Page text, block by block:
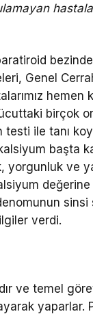
Genel
birçok
testi ile tanı
başta
ve
değerine
verdi.
ve temel
yaparlar.